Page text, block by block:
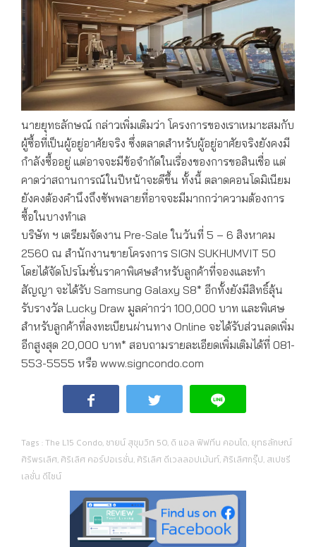
นายยุทธลักษณ์ กล่าวเพิ่มเติมว่า โครงการของเราเหมาะสมกับ
ผู้ซื้อที่เป็นผู้อยู่อาศัยจริง ซึ่งตลาดสำหรับผู้อยู่อาศัยจริงยังคงมี
กำลังซื้ออยู่ แต่อาจจะมีข้อจำกัดในเรื่องของการขอสินเชื่อ แต่
คาดว่าสถานการณ์ในปีหน้าจะดีขึ้น ทั้งนี้ ตลาดคอนโดมิเนียม
ยังคงต้องคำนึงถึงซัพพลายที่อาจจะมีมากกว่าความต้องการ
ซื้อในบางทำเล
บริษัท ฯ เตรียมจัดงาน Pre-Sale ในวันที่ 5 – 6 สิงหาคม
2560 ณ สำนักงานขายโครงการ SIGN SUKHUMVIT 50
โดยได้จัดโปรโมชั่นราคาพิเศษสำหรับลูกค้าที่จองและทำ
สัญญา จะได้รับ Samsung Galaxy S8* อีกทั้งยังมีสิทธิ์ลุ้น
รับรางวัล Lucky Draw มูลค่ากว่า 100,000 บาท และพิเศษ
สำหรับลูกค้าที่ลงทะเบียนผ่านทาง Online จะได้รับส่วนลดเพิ่ม
อีกสูงสุด 20,000 บาท* สอบถามรายละเอียดเพิ่มเติมได้ที่ 081-
553-5555 หรือ www.signcondo.com
Tags :The L15 Condo, ซายน์ สุขุมวิท 50, ดิ แอล ฟิฟทีน คอนโด, ยุทธลักษณ์
ศิริพรเลิศ, ศิริเลิศ คอร์ปอเรชั่น, ศิริเลิศ ดีเวลลอปเม้นท์, ศิริเลิศกรุ๊ป, สเปซรี
เลชั่น ดีไซน์